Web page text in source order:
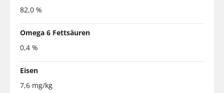
82,0 %
Omega 6 Fettsäuren
0,4 %
Eisen
7,6 mg/kg